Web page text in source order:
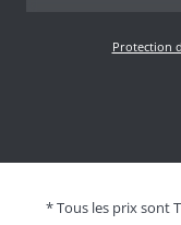
Protection
* Tous les prix sont